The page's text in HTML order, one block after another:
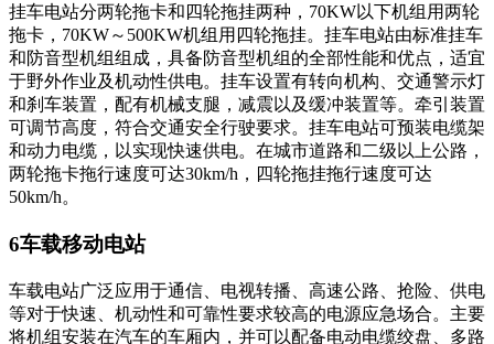
挂车电站分两轮拖卡和四轮拖挂两种，70KW以下机组用两轮
拖卡，70KW～500KW机组用四轮拖挂。挂车电站由标准挂车
和防音型机组组成，具备防音型机组的全部性能和优点，适宜
于野外作业及机动性供电。挂车设置有转向机构、交通警示灯
和刹车装置，配有机械支腿，减震以及缓冲装置等。牵引装置
可调节高度，符合交通安全行驶要求。挂车电站可预装电缆架
和动力电缆，以实现快速供电。在城市道路和二级以上公路，
两轮拖卡拖行速度可达30km/h，四轮拖挂拖行速度可达
50km/h。
6车载移动电站
车载电站广泛应用于通信、电视转播、高速公路、抢险、供电
等对于快速、机动性和可靠性要求较高的电源应急场合。主要
将机组安装在汽车的车厢内，并可以配备电动电缆绞盘、多路